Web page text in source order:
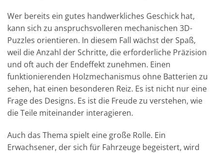
Wer bereits ein gutes handwerkliches Geschick hat,
kann sich zu anspruchsvolleren mechanischen 3D-
Puzzles orientieren. In diesem Fall wächst der Spaß,
weil die Anzahl der Schritte, die erforderliche Präzision
und oft auch der Endeffekt zunehmen. Einen
funktionierenden Holzmechanismus ohne Batterien zu
sehen, hat einen besonderen Reiz. Es ist nicht nur eine
Frage des Designs. Es ist die Freude zu verstehen, wie
die Teile miteinander interagieren.
Auch das Thema spielt eine große Rolle. Ein
Erwachsener, der sich für Fahrzeuge begeistert, wird